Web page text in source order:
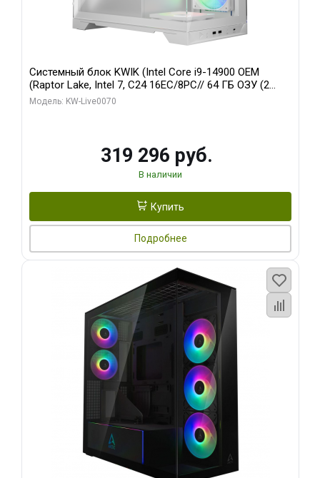
Системный блок KWIK (Intel Core i9-14900 OEM
(Raptor Lake, Intel 7, C24 16EC/8PC// 64 ГБ ОЗУ (2
модуля)/ Gigabyte RTX5080 XTREME WATERFORCE
Модель: KW-Live0070
319 296 руб.
В наличии
Купить
Подробнее